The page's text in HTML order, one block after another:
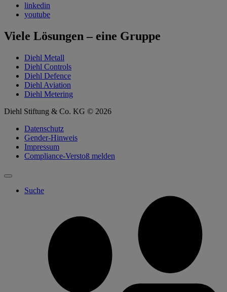
linkedin
youtube
Viele Lösungen – eine Gruppe
Diehl Metall
Diehl Controls
Diehl Defence
Diehl Aviation
Diehl Metering
Diehl Stiftung & Co. KG © 2026
Datenschutz
Gender-Hinweis
Impressum
Compliance-Verstoß melden
Suche